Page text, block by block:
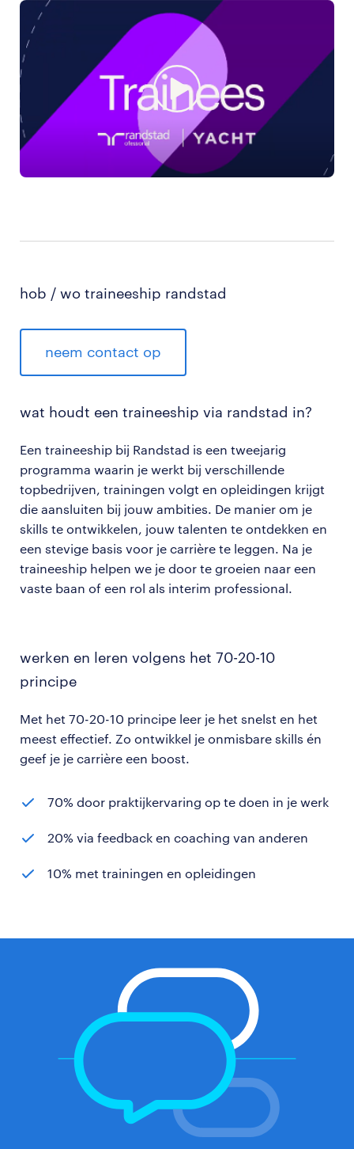
hob / wo traineeship randstad
neem contact op
wat houdt een traineeship via randstad in?
Een traineeship bij Randstad is een tweejarig
programma waarin je werkt bij verschillende
topbedrijven, trainingen volgt en opleidingen krijgt
die aansluiten bij jouw ambities. De manier om je
skills te ontwikkelen, jouw talenten te ontdekken en
een stevige basis voor je carrière te leggen. Na je
traineeship helpen we je door te groeien naar een
vaste baan of een rol als interim professional.
werken en leren volgens het 70-20-10
principe
Met het 70-20-10 principe leer je het snelst en het
meest effectief. Zo ontwikkel je onmisbare skills én
geef je je carrière een boost.
70% door praktijkervaring op te doen in je werk
20% via feedback en coaching van anderen
10% met trainingen en opleidingen